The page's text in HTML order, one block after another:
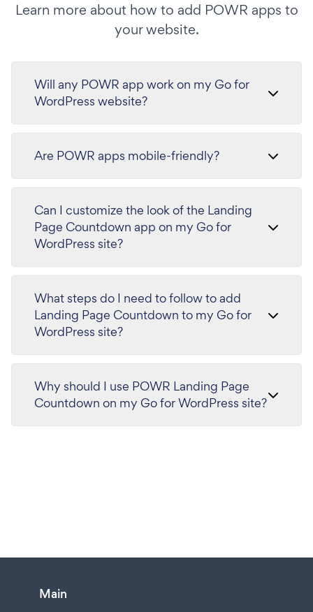
Learn more about how to add POWR apps to
your website.
Will any POWR app work on my Go for
WordPress website?
Are POWR apps mobile-friendly?
Can I customize the look of the Landing
Page Countdown app on my Go for
WordPress site?
What steps do I need to follow to add
Landing Page Countdown to my Go for
WordPress site?
Why should I use POWR Landing Page
Countdown on my Go for WordPress site?
Main